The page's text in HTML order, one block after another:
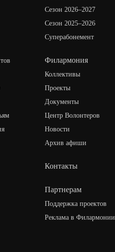
Сезон 2026–2027
Сезон 2025–2026
Суперабонемент
Филармония
Коллективы
Проекты
Документы
Центр Волонтеров
Новости
Архив афиши
Контакты
Партнерам
Поддержка проектов
Реклама в Филармонии